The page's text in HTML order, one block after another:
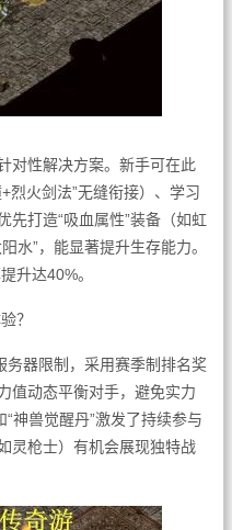
对性解决方案。新手可在此
烈火剑法”无缝衔接）、学习
先打造“吸血属性”装备（如虹
水”，能显著提升生存能力。
升达40%。
？
务器限制，采用赛季制排名奖
值动态平衡对手，避免实力
神兽觉醒丹”激发了持续参与
灵枪士）有机会展现独特战